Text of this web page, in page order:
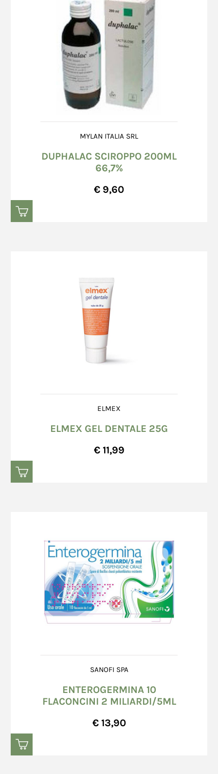
MYLAN ITALIA SRL
DUPHALAC SCIROPPO 200ML
66,7%
€ 9,60
ELMEX
ELMEX GEL DENTALE 25G
€ 11,99
SANOFI SPA
ENTEROGERMINA 10
FLACONCINI 2 MILIARDI/5ML
€ 13,90